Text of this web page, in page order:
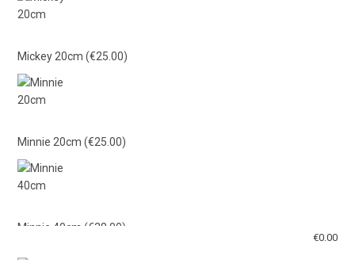
Mickey 20cm (€25.00)
Minnie 20cm (€25.00)
Minnie 40cm (€38.00)
€0.00